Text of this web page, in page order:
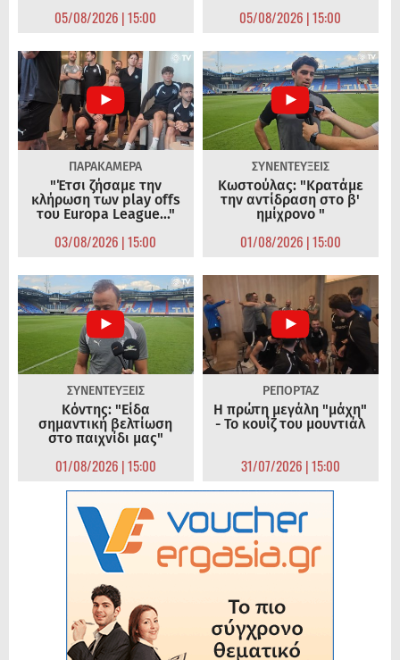
05/08/2026 | 15:00 05/08/2026 | 15:00
ΠΑΡΑΚΑΜΕΡΑ
"Έτσι ζήσαμε την
κλήρωση των play offs
του Europa League..."
03/08/2026 | 15:00
ΣΥΝΕΝΤΕΥΞΕΙΣ
Κωστούλας: "Κρατάμε
την αντίδραση στο β'
ημίχρονο "
01/08/2026 | 15:00
ΣΥΝΕΝΤΕΥΞΕΙΣ
Κόντης: "Είδα
σημαντική βελτίωση
στο παιχνίδι μας"
01/08/2026 | 15:00
ΡΕΠΟΡΤΑΖ
Η πρώτη μεγάλη "μάχη"
- Το κουίζ του μουντιάλ
31/07/2026 | 15:00